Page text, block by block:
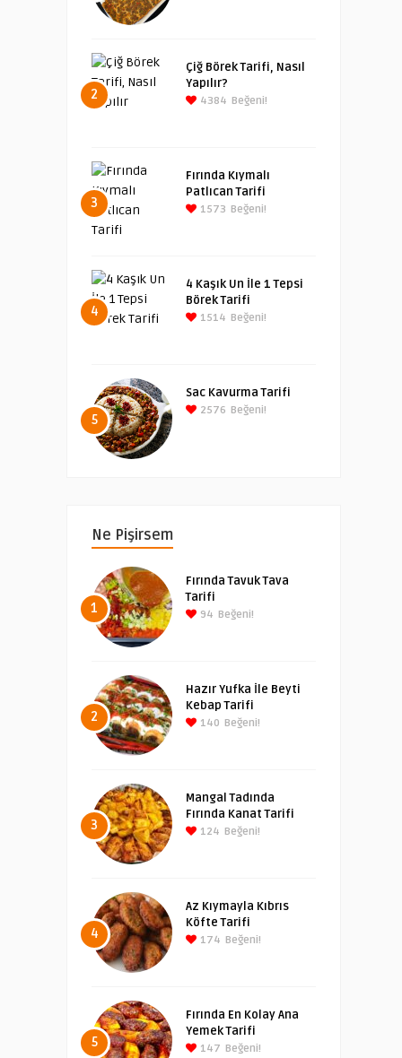
2
Çiğ Börek Tarifi, Nasıl
Yapılır?
4384 Beğeni!
3
Fırında Kıymalı
Patlıcan Tarifi
1573 Beğeni!
4
4 Kaşık Un İle 1 Tepsi
Börek Tarifi
1514 Beğeni!
5
Sac Kavurma Tarifi
2576 Beğeni!
Ne Pişirsem
1
Fırında Tavuk Tava
Tarifi
94 Beğeni!
2
Hazır Yufka İle Beyti
Kebap Tarifi
140 Beğeni!
3
Mangal Tadında
Fırında Kanat Tarifi
124 Beğeni!
4
Az Kıymayla Kıbrıs
Köfte Tarifi
174 Beğeni!
5
Fırında En Kolay Ana
Yemek Tarifi
147 Beğeni!